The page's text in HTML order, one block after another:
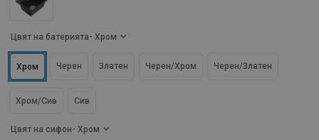
Цвят на сифон - Хром
Цвят на батерията - Хром
Сив
Хром Черен Златен
Хром/Сив
Черен/Хром Черен/Златен